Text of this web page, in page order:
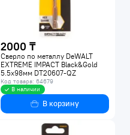
2000 ₸
Сверло по металлу DeWALT
EXTREME IMPACT Black&Gold
5.5х98мм DT20607-QZ
Код товара: 64679
В наличии
В корзину